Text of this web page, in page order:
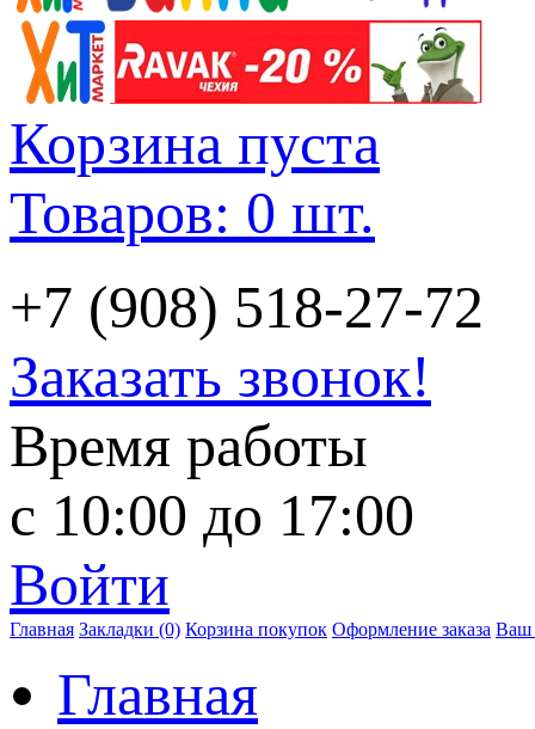
Корзина пуста
Товаров: 0 шт.
+7 (908) 518-27-72
Заказать звонок!
Время работы
с 10:00 до 17:00
Войти
Главная Закладки (0) Корзина покупок Оформление заказа Ваш
Главная